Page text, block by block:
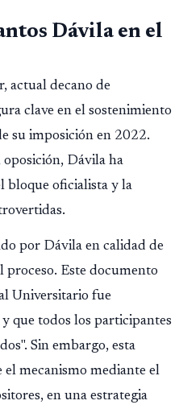
Dávila en el
actual decano de
clave en el sostenimiento
su imposición en 2022.
Dávila ha
bloque oficialista y la
por Dávila en calidad de
Este documento
Universitario fue
que todos los participantes
Sin embargo, esta
mecanismo mediante el
en una estrategia